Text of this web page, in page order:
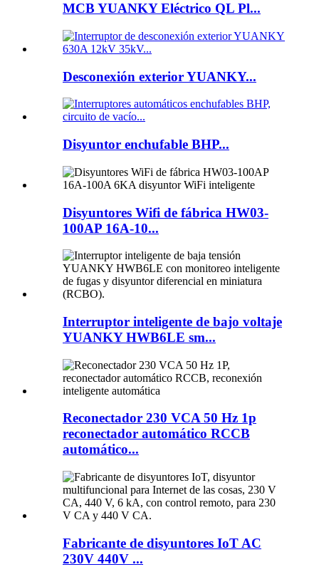
MCB YUANKY Eléctrico QL Pl...
Desconexión exterior YUANKY...
Disyuntor enchufable BHP...
Disyuntores Wifi de fábrica HW03-
100AP 16A-10...
Interruptor inteligente de bajo voltaje
YUANKY HWB6LE sm...
Reconectador 230 VCA 50 Hz 1p
reconectador automático RCCB
automático...
Fabricante de disyuntores IoT AC
230V 440V ...